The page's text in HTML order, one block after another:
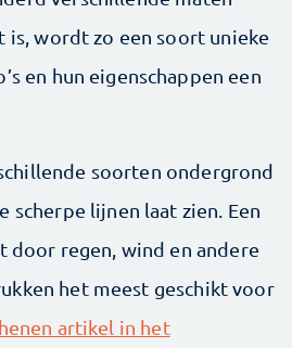
wordt zo een soort unieke
en hun eigenschappen een
soorten ondergrond
scherpe lijnen laat zien. Een
regen, wind en andere
het meest geschikt voor
artikel in het